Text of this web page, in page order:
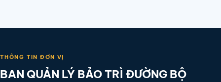
THÔNG TIN ĐƠN VỊ
BAN QUẢN LÝ BẢO TRÌ ĐƯỜNG BỘ